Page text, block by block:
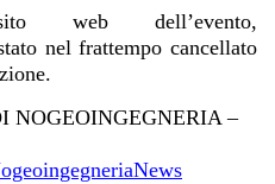
dell’evento,
nel frattempo cancellato
NOGEOINGEGNERIA –